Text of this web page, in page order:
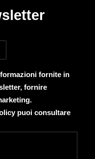
fornite in
fornire
puoi consultare